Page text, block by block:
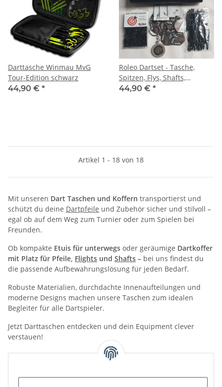
Darttasche Winmau MvG
Tour-Edition schwarz
44,90 € *
Roleo Dartset - Tasche,
Spitzen, Flys, Shafts,
Protectoren +
44,90 € *
Artikel 1 - 18 von 18
Mit unseren Dart Taschen und Koffern transportierst und
schützt du deine Dartpfeile und Zubehör sicher und stilvoll –
egal ob auf dem Weg zum Turnier oder zum Spielen bei
Freunden.
Ob kompakte Etuis für unterwegs oder geräumige Dartkoffer
mit Platz für Pfeile, Flights und Shafts – bei uns findest du
die passende Aufbewahrungslösung für jeden Bedarf.
Robuste Materialien, durchdachte Innenaufteilungen und
moderne Designs machen unsere Taschen zum idealen
Begleiter für alle Dartspieler.
Jetzt Darttaschen entdecken und dein Equipment clever
verstauen!